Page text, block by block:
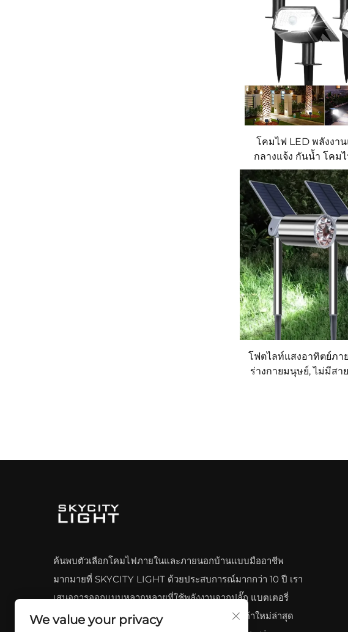
โคมไฟ LED พลังงา
กลางแจ้ง กันน้ำ โคม
สำหรับทางเดิน สวน บ้
โหมดการให้
โฟตไลท์แสงอาทิตย์ภา
ร่างกายมนุษย์, ไม่มีสา
ค้นพบตัวเลือกโคมไฟภายในและภายนอกบ้านแบบมืออาชีพ
มากมายที่ SKYCITY LIGHT ด้วยประสบการณ์มากกว่า 10 ปี เรา
เสนอการออกแบบหลากหลายที่ใช้พลังงานจากปลั๊ก แบตเตอรี่
ชาร์จผ่าน USB หรือพลังงานแสงอาทิตย์ พร้อมสินค้าใหม่ล่าสุด
We value your privacy